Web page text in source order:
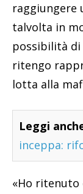
raggiungere
talvolta in
possibilità di
ritengo
lotta alla
Leggi
inceppa:
«Ho